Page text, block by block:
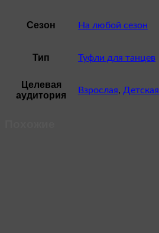
Сезон На любой сезон
Тип Туфли для танцев
Целевая
аудитория
Взрослая, Детская